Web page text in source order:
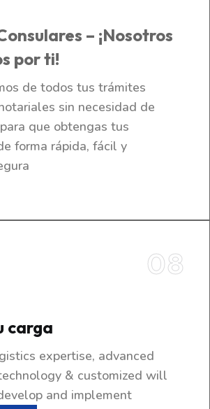
– ¡Nosotros
por ti!
de todos tus trámites
sin necesidad de
que obtengas tus
forma rápida, fácil y
08
carga
expertise, advanced
& customized will
and implement